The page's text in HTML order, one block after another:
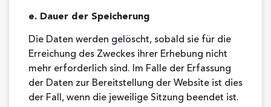
e. Dauer der Speicherung
Die Daten werden gelöscht, sobald sie für die
Erreichung des Zweckes ihrer Erhebung nicht
mehr erforderlich sind. Im Falle der Erfassung
der Daten zur Bereitstellung der Website ist dies
der Fall, wenn die jeweilige Sitzung beendet ist.